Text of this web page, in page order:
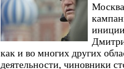
как и во многих других
деятельности, чиновники